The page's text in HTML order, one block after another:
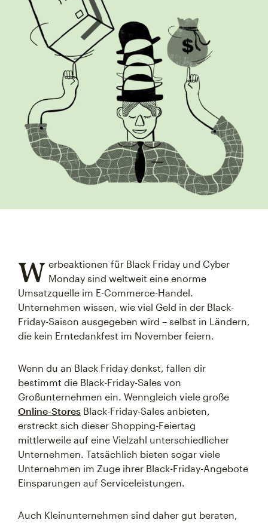
W erbeaktionen für Black Friday und Cyber
Monday sind weltweit eine enorme
Umsatzquelle im E-Commerce-Handel.
Unternehmen wissen, wie viel Geld in der Black-
Friday-Saison ausgegeben wird – selbst in Ländern,
die kein Erntedankfest im November feiern.
Wenn du an Black Friday denkst, fallen dir
bestimmt die Black-Friday-Sales von
Großunternehmen ein. Wenngleich viele große
Online-Stores Black-Friday-Sales anbieten,
erstreckt sich dieser Shopping-Feiertag
mittlerweile auf eine Vielzahl unterschiedlicher
Unternehmen. Tatsächlich bieten sogar viele
Unternehmen im Zuge ihrer Black-Friday-Angebote
Einsparungen auf Serviceleistungen.
Auch Kleinunternehmen sind daher gut beraten,